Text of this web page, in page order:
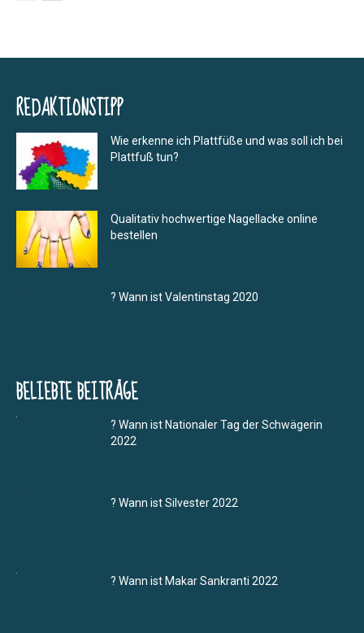
REDAKTIONSTIPP
Wie erkenne ich Plattfüße und was soll ich bei
Plattfuß tun?
Qualitativ hochwertige Nagellacke online
bestellen
? Wann ist Valentinstag 2020
BELIEBTE BEITRÄGE
? Wann ist Nationaler Tag der Schwägerin
2022
? Wann ist Silvester 2022
? Wann ist Makar Sankranti 2022